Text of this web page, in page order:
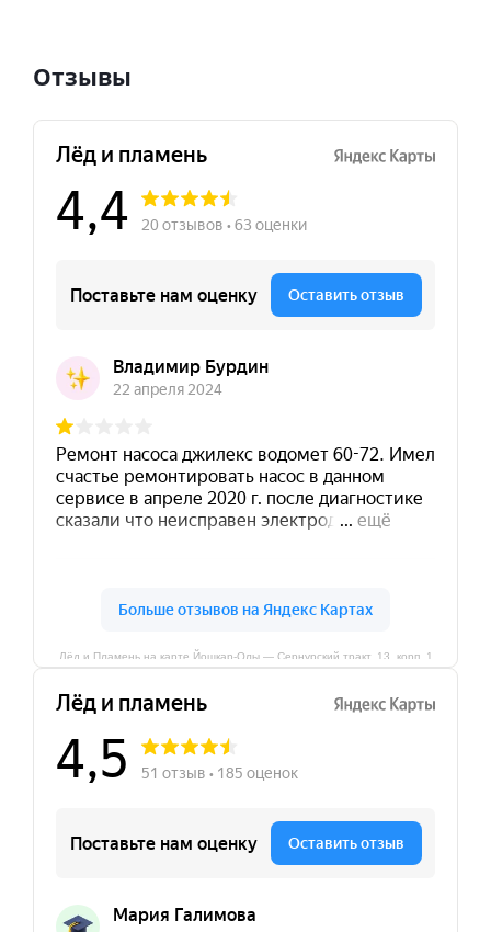
Отзывы
Лёд и Пламень на карте Йошкар‑Олы — Сернурский тракт, 13, корп. 1